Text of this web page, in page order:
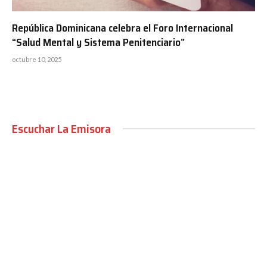
República Dominicana celebra el Foro Internacional
“Salud Mental y Sistema Penitenciario”
octubre 10, 2025
Escuchar La Emisora